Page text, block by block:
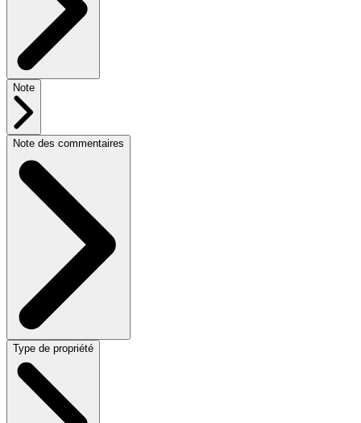
Note
Note des commentaires
Type de propriété